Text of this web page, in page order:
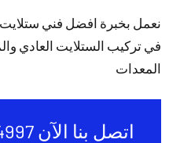
نعمل بخبرة افضل فني
في تركيب الستلايت العادي
المعدات
اتصل بنا الآن 50994997